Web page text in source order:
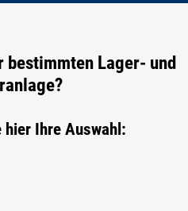
bestimmten Lager- und
hier Ihre Auswahl: